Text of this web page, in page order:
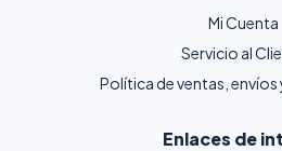
Mi Cuenta
Servicio al
Política de ventas,
Enlaces de